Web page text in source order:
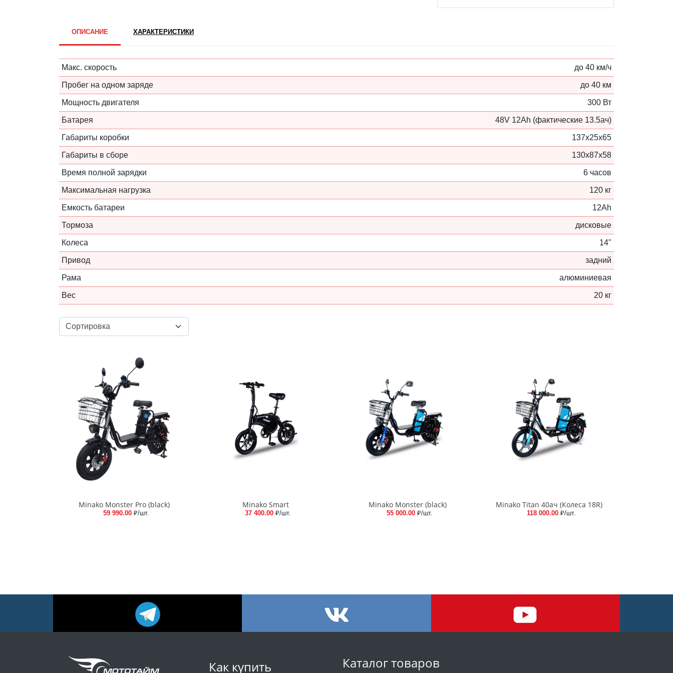
ОПИСАНИЕ ХАРАКТЕРИСТИКИ
Макс. скорость до 40 км/ч
Пробег на одном заряде до 40 км
Мощность двигателя 300 Вт
Батарея 48V 12Ah (фактические 13.5ач)
Габариты коробки 137х25х65
Габариты в сборе 130х87х58
Время полной зарядки 6 часов
Максимальная нагрузка 120 кг
Емкость батареи 12Ah
Тормоза дисковые
Колеса 14"
Привод задний
Рама алюминиевая
Вес 20 кг
Minako Monster Pro (black)
59 990.00 ₽/шт.
Minako Smart
37 400.00 ₽/шт.
Minako Monster (black)
55 000.00 ₽/шт.
Minako Titan 40ач (Колеса 18R)
118 000.00 ₽/шт.
Как купить Каталог товаров